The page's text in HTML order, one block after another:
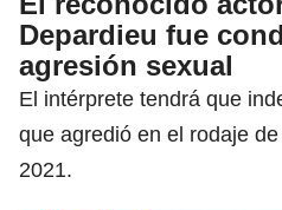
Depardieu fue
agresión sexual
El intérprete tendrá que
que agredió en el rodaje de
2021.